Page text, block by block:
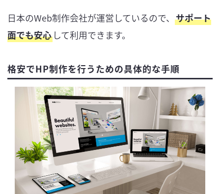
日本のWeb制作会社が運営しているので、 サポート
面でも安心 して利用できます。
格安でHP制作を行うための具体的な手順